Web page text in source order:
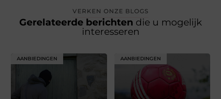
VERKEN ONZE BLOGS
Gerelateerde berichten die u mogelijk
interesseren
AANBIEDINGEN AANBIEDINGEN